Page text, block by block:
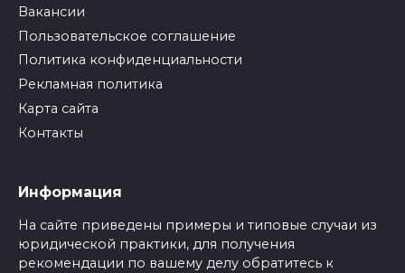
Вакансии
Пользовательское соглашение
Политика конфиденциальности
Рекламная политика
Карта сайта
Контакты
Информация
На сайте приведены примеры и типовые случаи из
юридической практики, для получения
рекомендации по вашему делу обратитесь к